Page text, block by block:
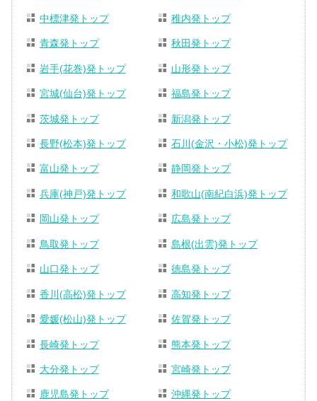
中標津発トップ 稚内発トップ
青森発トップ 秋田発トップ
岩手(花巻)発トップ 山形発トップ
宮城(仙台)発トップ 福島発トップ
茨城発トップ 新潟発トップ
長野(松本)発トップ 石川(金沢・小松)発トップ
富山発トップ 静岡発トップ
兵庫(神戸)発トップ 和歌山(南紀白浜)発トップ
岡山発トップ 広島発トップ
鳥取発トップ 島根(出雲)発トップ
山口発トップ 徳島発トップ
香川(高松)発トップ 高知発トップ
愛媛(松山)発トップ 佐賀発トップ
長崎発トップ 熊本発トップ
大分発トップ 宮崎発トップ
鹿児島発トップ 沖縄発トップ